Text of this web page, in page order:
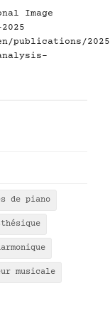
Image
2025/
de piano
musicale